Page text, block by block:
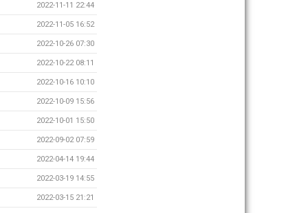
2022-11-11 22:44
2022-11-05 16:52
2022-10-26 07:30
2022-10-22 08:11
2022-10-16 10:10
2022-10-09 15:56
2022-10-01 15:50
2022-09-02 07:59
2022-04-14 19:44
2022-03-19 14:55
2022-03-15 21:21